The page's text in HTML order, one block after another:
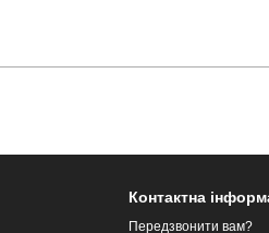
Контактна
Передзвонити вам?